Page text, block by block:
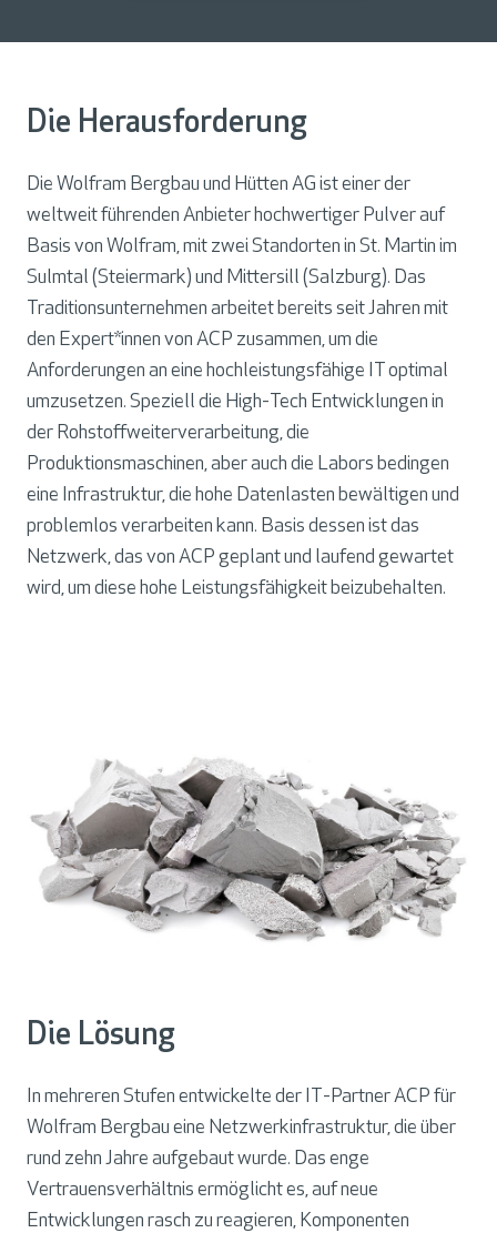
Die Herausforderung
Die Wolfram Bergbau und Hütten AG ist einer der
weltweit führenden Anbieter hochwertiger Pulver auf
Basis von Wolfram, mit zwei Standorten in St. Martin im
Sulmtal (Steiermark) und Mittersill (Salzburg). Das
Traditionsunternehmen arbeitet bereits seit Jahren mit
den Expert*innen von ACP zusammen, um die
Anforderungen an eine hochleistungsfähige IT optimal
umzusetzen. Speziell die High-Tech Entwicklungen in
der Rohstoffweiterverarbeitung, die
Produktionsmaschinen, aber auch die Labors bedingen
eine Infrastruktur, die hohe Datenlasten bewältigen und
problemlos verarbeiten kann. Basis dessen ist das
Netzwerk, das von ACP geplant und laufend gewartet
wird, um diese hohe Leistungsfähigkeit beizubehalten.
Die Lösung
In mehreren Stufen entwickelte der IT-Partner ACP für
Wolfram Bergbau eine Netzwerkinfrastruktur, die über
rund zehn Jahre aufgebaut wurde. Das enge
Vertrauensverhältnis ermöglicht es, auf neue
Entwicklungen rasch zu reagieren, Komponenten